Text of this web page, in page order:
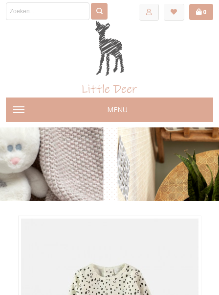
0
MENU